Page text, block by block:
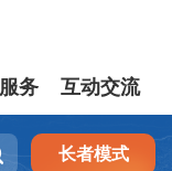
务 互动交流
长者模式